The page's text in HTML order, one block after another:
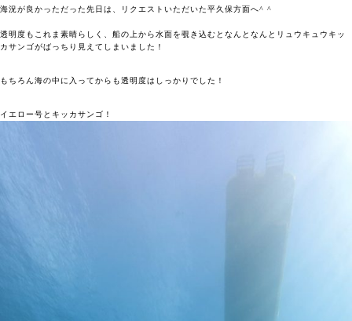
海況が良かっただった先日は、リクエストいただいた平久保方面へ^ ^
透明度もこれま素晴らしく、船の上から水面を覗き込むとなんとなんとリュウキュウキッ
カサンゴがばっちり見えてしまいました！
もちろん海の中に入ってからも透明度はしっかりでした！
イエロー号とキッカサンゴ！